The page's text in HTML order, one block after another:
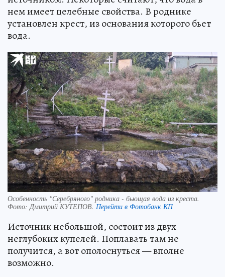
нем имеет целебные свойства. В роднике
установлен крест, из основания которого бьет
вода.
Особенность "Серебряного" родника - бьющая вода из креста.
Фото:Дмитрий КУТЕПОВ. Перейти в Фотобанк КП
Источник небольшой, состоит из двух
неглубоких купелей. Поплавать там не
получится, а вот ополоснуться — вполне
возможно.